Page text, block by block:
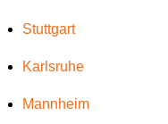
Stuttgart
Karlsruhe
Mannheim